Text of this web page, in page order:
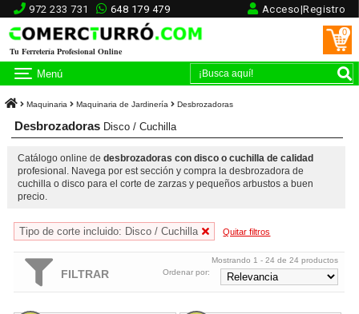
972 233 731 648 179 479 Acceso|Registro
Tu Ferretería Profesional Online
0
Menú
Maquinaria Maquinaria de Jardinería Desbrozadoras
Desbrozadoras Disco / Cuchilla
Catálogo online de desbrozadoras con disco o cuchilla de calidad
profesional. Navega por est sección y compra la desbrozadora de
cuchilla o disco para el corte de zarzas y pequeños arbustos a buen
precio.
Tipo de corte incluido: Disco / Cuchilla Quitar filtros
FILTRAR
Mostrando 1 - 24 de 24 productos
Ordenar por: